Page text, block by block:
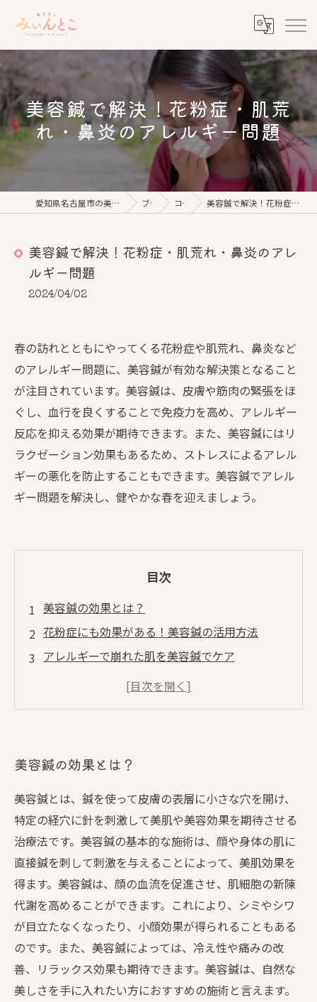
美容鍼で解決！花粉症・肌荒
れ・鼻炎のアレルギー問題
愛知県名古屋市の美容鍼なら鍼灸美心みぃんとこ ブログ コラム 美容鍼で解決！花粉症・肌荒れ・鼻炎のアレルギー問題
美容鍼で解決！花粉症・肌荒れ・鼻炎のアレ
ルギー問題
2024/04/02
春の訪れとともにやってくる花粉症や肌荒れ、鼻炎など
のアレルギー問題に、美容鍼が有効な解決策となること
が注目されています。美容鍼は、皮膚や筋肉の緊張をほ
ぐし、血行を良くすることで免疫力を高め、アレルギー
反応を抑える効果が期待できます。また、美容鍼にはリ
ラクゼーション効果もあるため、ストレスによるアレル
ギーの悪化を防止することもできます。美容鍼でアレル
ギー問題を解決し、健やかな春を迎えましょう。
目次
美容鍼の効果とは？
花粉症にも効果がある！美容鍼の活用方法
アレルギーで崩れた肌を美容鍼でケア
美容鍼が効果的な理由と施術方法
美容鍼の効果とは？
美容鍼とは、鍼を使って皮膚の表層に小さな穴を開け、
特定の経穴に針を刺激して美肌や美容効果を期待させる
治療法です。美容鍼の基本的な施術は、顔や身体の肌に
直接鍼を刺して刺激を与えることによって、美肌効果を
得ます。美容鍼は、顔の血流を促進させ、肌細胞の新陳
代謝を高めることができます。これにより、シミやシワ
が目立たなくなったり、小顔効果が得られることもある
のです。また、美容鍼によっては、冷え性や痛みの改
善、リラックス効果も期待できます。美容鍼は、自然な
美しさを手に入れたい方におすすめの施術と言えます。